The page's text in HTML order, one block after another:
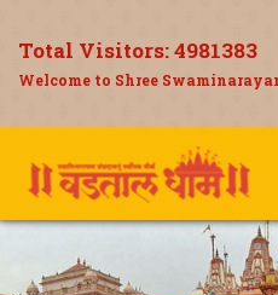
Total Visitors:4981383
Welcome to Shree